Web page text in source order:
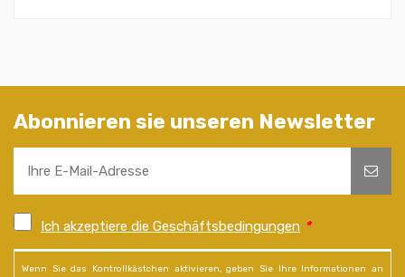
Abonnieren sie unseren Newsletter
Ich akzeptiere die Geschäftsbedingungen *
Wenn Sie das Kontrollkästchen aktivieren, geben Sie Ihre Informationen an